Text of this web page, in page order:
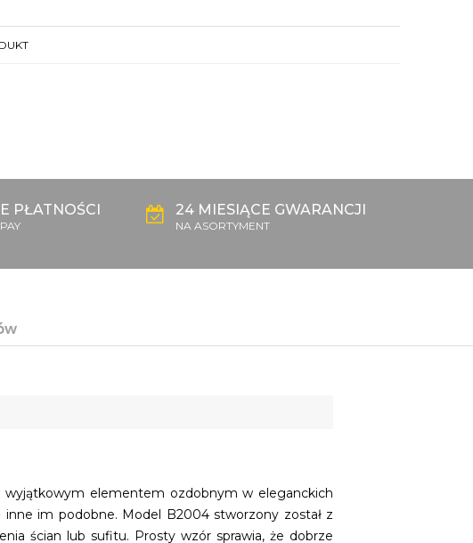
PŁATNOŚCI 24 MIESIĄCE GWARANCJI
NA ASORTYMENT
wyjątkowym elementem ozdobnym w eleganckich
im podobne. Model B2004 stworzony został z
ścian lub sufitu. Prosty wzór sprawia, że dobrze